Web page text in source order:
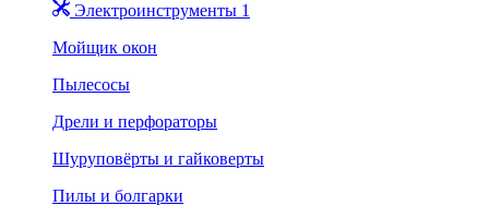
Электроинструменты 1
Мойщик окон
Пылесосы
Дрели и перфораторы
Шуруповёрты и гайковерты
Пилы и болгарки